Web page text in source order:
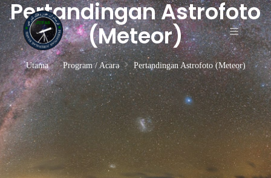
Pertandingan Astrofoto
(Meteor)
Utama Program / Acara Pertandingan Astrofoto (Meteor)